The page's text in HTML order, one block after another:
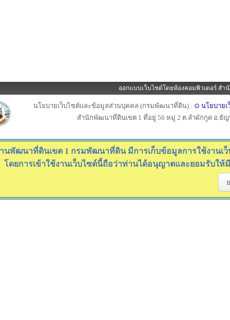
ออกแบบเว็บไซต์โดยห้องคอมพิวเตอร์ ส
นโยบายเว็บไซต์และข้อมูลส่วนบุคคล (กรมพัฒนาที่ดิน) : ⊙ นโยบายเ
สำนักพัฒนาที่ดินเขต 1 ที่อยู่ 56 หมู่ 2 ต.ลำผักกูด อ.ธั
นพัฒนาที่ดินเขต 1 กรมพัฒนาที่ดิน มีการเก็บข้อมูลการใช้งานเ
โดยการเข้าใช้งานเว็บไซต์นี้ถือว่าท่านได้อนุญาตและยอมรับ